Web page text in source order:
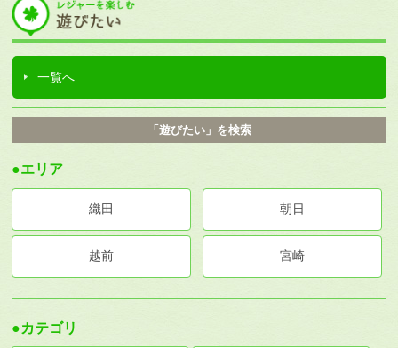
一覧へ
「遊びたい」を検索
●エリア
織田 朝日
越前 宮崎
●カテゴリ